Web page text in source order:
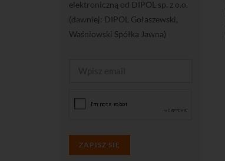
elektroniczną od DIPOL sp. z o.o.
(dawniej: DIPOL Gołaszewski,
Waśniowski Spółka Jawna)
ZAPISZ SIĘ